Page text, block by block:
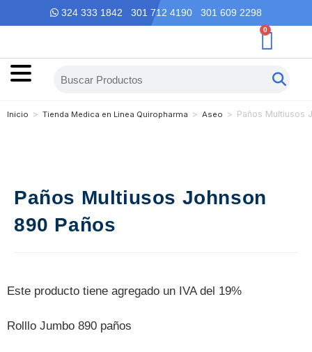
324 333 1842 301 712 4190 301 609 2298
0
Inicio > Tienda Medica en Linea Quiropharma > Aseo > Paños Multiusos
Paños Multiusos Johnson
890 Paños
Este producto tiene agregado un IVA del 19%
Rolllo Jumbo 890 paños